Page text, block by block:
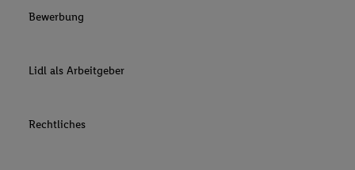
Bewerbung
Lidl als Arbeitgeber
Rechtliches